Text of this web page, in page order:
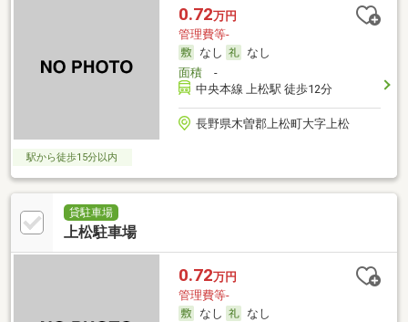
0.72万円
管理費等-
なし
なし
面積-
中央本線 上松駅 徒歩12分
長野県木曽郡上松町大字上松
駅から徒歩15分以内
貸駐車場
上松駐車場
0.72万円
管理費等-
なし
なし